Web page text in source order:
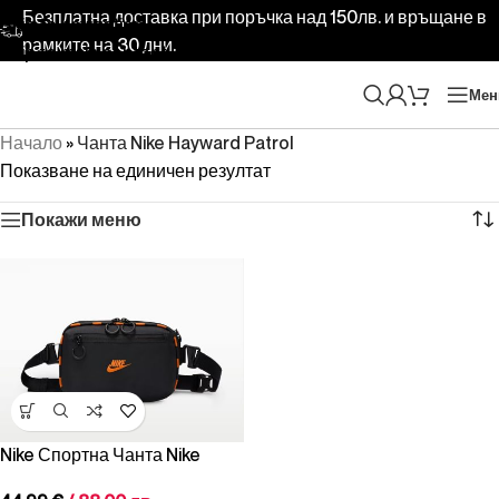
Skip to navigation
Skip to main content
Безплатна доставка при поръчка над 150лв. и връщане в
рамките на 30 дни.
Начало » Чанта Nike Hayward Patrol
Показване на единичен резултат
Покажи меню
Nike Спортна Чанта Nike